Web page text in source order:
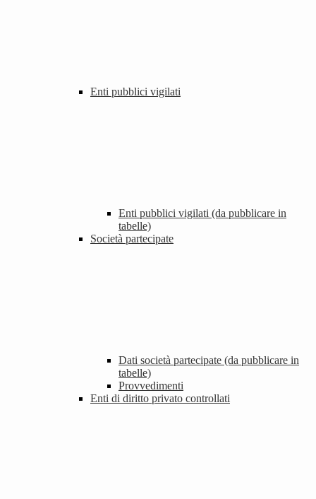
Enti pubblici vigilati
Enti pubblici vigilati (da pubblicare in
tabelle)
Società partecipate
Dati società partecipate (da pubblicare in
tabelle)
Provvedimenti
Enti di diritto privato controllati